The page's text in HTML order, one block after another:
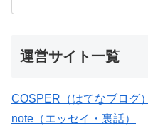
運営サイト一覧
COSPER（はてなブログ）
note（エッセイ・裏話）